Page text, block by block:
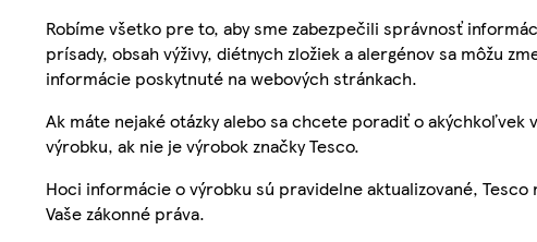
Robíme všetko pre to, aby sme zabezpečili správnosť
prísady, obsah výživy, diétnych zložiek a alergénov sa môžu
informácie poskytnuté na webových stránkach.
Ak máte nejaké otázky alebo sa chcete poradiť o akýchkoľvek
výrobku, ak nie je výrobok značky Tesco.
Hoci informácie o výrobku sú pravidelne aktualizované,
Vaše zákonné práva.